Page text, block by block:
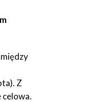
Z
celowa.